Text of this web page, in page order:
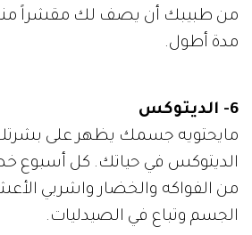
من طبيبك أن يصف لك مقشراً
مدة أطول.
6- الديتوكس
مايحتويه جسمك يظهر على
الديتوكس في حياتك. كل
من الفواكه والخضار واشربي
الجسم وتباع في الصيدليات.